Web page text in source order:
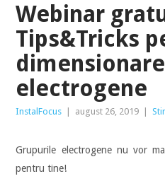
Webinar
Tips&Tricks
electrogene
InstalFocus august 26, 2019
Grupurile electrogene nu vor
pentru tine!